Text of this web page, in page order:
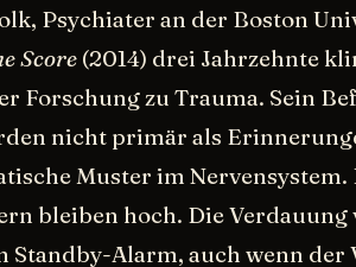
Psychiater an der Boston
Score(2014) drei Jahrzehnte
Forschung zu Trauma. Sein
nicht primär als
Muster im
bleiben hoch. Die Verdauung
Alarm, auch wenn der